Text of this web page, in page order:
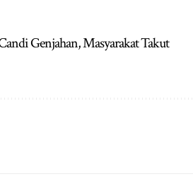
Genjahan, Masyarakat Takut